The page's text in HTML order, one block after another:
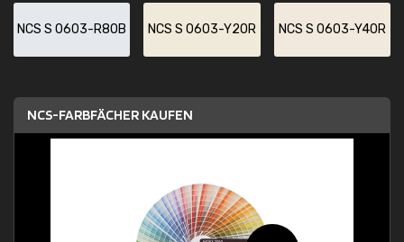
NCS S 0603-R80B NCS S 0603-Y20R NCS S 0603-Y40R
NCS-FARBFÄCHER KAUFEN